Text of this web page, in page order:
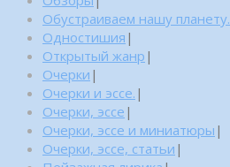
Обустраиваем нашу планету.
Одностишия |
Открытый жанр |
Очерки |
Очерки и эссе. |
Очерки, эссе |
Очерки, эссе и миниатюры |
Очерки, эссе, статьи |